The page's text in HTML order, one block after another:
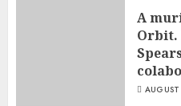
A
Orbit.